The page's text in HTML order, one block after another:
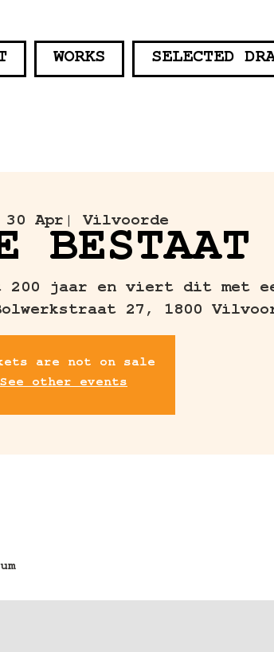
WORKS SELECTED
Apr | Vilvoorde
200 jaar en viert dit met
27, 1800
are not on sale
See other events